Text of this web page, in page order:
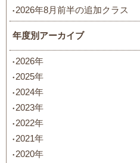
2026年8月前半の追加クラス
年度別アーカイブ
2026年
2025年
2024年
2023年
2022年
2021年
2020年